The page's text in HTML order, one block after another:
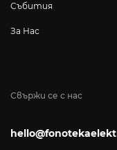
Свържи се с нас
Събития
За Нас